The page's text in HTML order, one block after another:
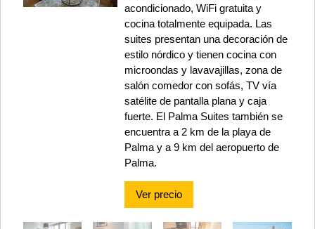
acondicionado, WiFi gratuita y
cocina totalmente equipada. Las
suites presentan una decoración de
estilo nórdico y tienen cocina con
microondas y lavavajillas, zona de
salón comedor con sofás, TV vía
satélite de pantalla plana y caja
fuerte. El Palma Suites también se
encuentra a 2 km de la playa de
Palma y a 9 km del aeropuerto de
Palma.
Ver precio